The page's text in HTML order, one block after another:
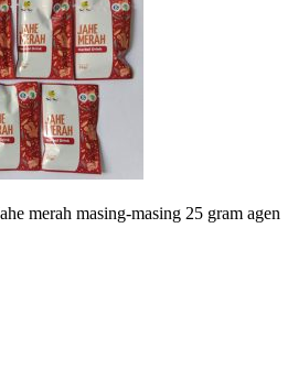
merah masing-masing 25 gram agen